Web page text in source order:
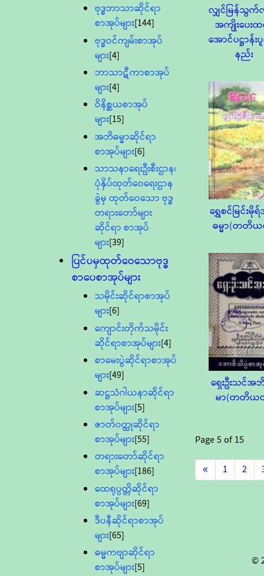
ဗုဒ္ဓဘာသာဆိုင်ရာ
စာအုပ်များ[144]
ဗုဒ္ဓဝင်ကျမ်းစာအုပ်
များ[4]
ဘာသာဋီကာစာအုပ်
များ[4]
ဝိနိစ္ဆယစာအုပ်
များ[15]
အဘိဓမ္မာဆိုင်ရာ
စာအုပ်များ[6]
သာသနာရေးဦးစီးဌာန၊
ပုံနှိပ်ထုတ်ဝေရေးဌာန
ခွဲမှ ထုတ်ဝေသော ဗုဒ္ဓ
တရားတော်များ
ဆိုင်ရာ စာအုပ်
များ[39]
ပြင်ပမှထုတ်ဝေသောဗုဒ္ဓ
စာပေစာအုပ်များ
သမိုင်းဆိုင်ရာစာအုပ်
များ[6]
ကျောင်းတိုက်သမိုင်း
ဆိုင်ရာစာအုပ်များ[4]
စာမေးပွဲဆိုင်ရာစာအုပ်
များ[49]
ဆဋ္ဌသံဂါယနာဆိုင်ရာ
စာအုပ်များ[5]
ဇာတ်၀တ္ထုဆိုင်ရာ
စာအုပ်များ[55]
တရားတော်ဆိုင်ရာ
စာအုပ်များ[186]
ထေရုပ္ပတ္တိဆိုင်ရာ
စာအုပ်များ[69]
ဒီပနီဆိုင်ရာစာအုပ်
များ[65]
ဓမ္မကဗျာဆိုင်ရာ
စာအုပ်များ[5]
လျှင်မြန်သွ
အကျိုးပေး
အောင်ပဋ္ဌာန်း
နည်း
ရွှေစင်မြင်း
ဓမ္မာ(တတိ
ရှေးဦးသင်အ
မာ(တတိယ
Page5of15
«
1 2
©